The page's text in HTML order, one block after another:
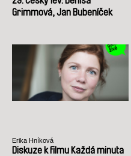
Grimmová, Jan Bubeníček
Erika Hníková
Diskuze k filmu Každá minuta